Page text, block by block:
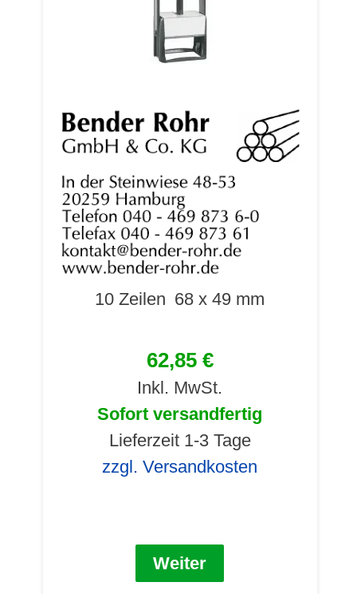
10 Zeilen 68 x 49 mm
62,85 €
Inkl. MwSt.
Sofort versandfertig
Lieferzeit 1-3 Tage
zzgl. Versandkosten
Weiter